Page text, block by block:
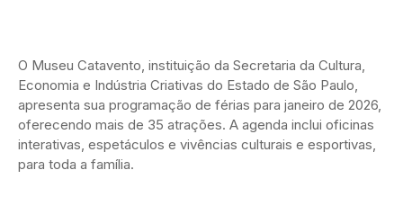
O Museu Catavento, instituição da Secretaria da Cultura,
Economia e Indústria Criativas do Estado de São Paulo,
apresenta sua programação de férias para janeiro de 2026,
oferecendo mais de 35 atrações. A agenda inclui oficinas
interativas, espetáculos e vivências culturais e esportivas,
para toda a família.